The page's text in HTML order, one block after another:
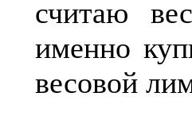
считаю
именно
весовой